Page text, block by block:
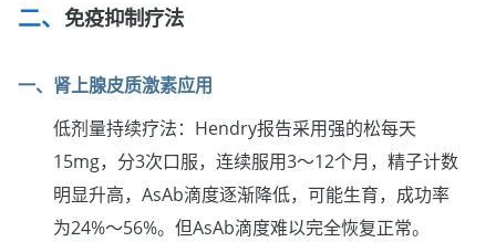
免疫抑制疗法
一、肾上腺皮质激素应用
低剂量持续疗法：Hendry报告采用强的松每天
15mg，分3次口服，连续服用3～12个月，精子计数
明显升高，AsAb滴度逐渐降低，可能生育，成功率
为24%～56%。但AsAb滴度难以完全恢复正常。